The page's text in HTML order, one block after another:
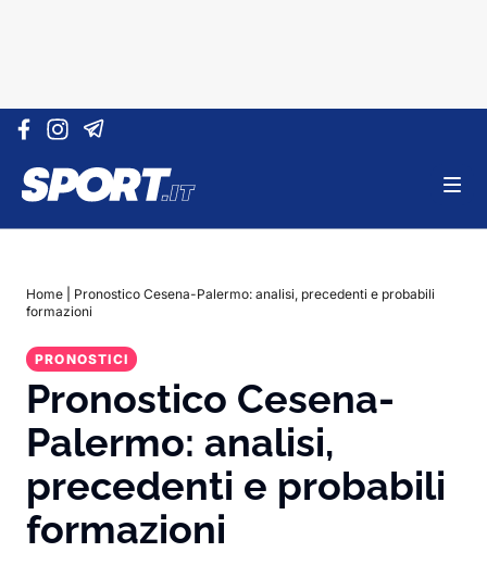
Vai al contenuto
Home
Pronostico Cesena-Palermo: analisi, precedenti e probabili
formazioni
PRONOSTICI
Pronostico Cesena-
Palermo: analisi,
precedenti e probabili
formazioni